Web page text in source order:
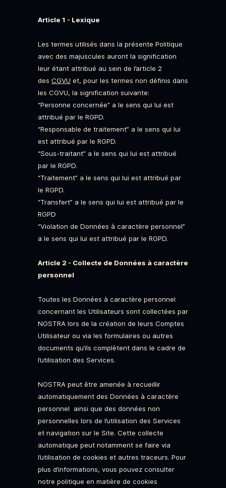
Article 1 - Lexique
Les termes utilisés dans la présente Politique
avec des majuscules auront la signification
leur étant attribué au sein de l’article 2
des CGVU et, pour les termes non définis dans
les CGVU, la signification suivante:
“Personne concernée” a le sens qui lui est
attribué par le RGPD.
“Responsable de traitement” a le sens qui lui
est attribué par le RGPD.
“Sous-traitant” a le sens qui lui est attribué
par le RGPD.
“Traitement” a le sens qui lui est attribué par
le RGPD.
“Transfert” a le sens qui lui est attribué par le
RGPD
“Violation de Données à caractère personnel”
a le sens qui lui est attribué par le RGPD.
Article 2 - Collecte de Données à caractère
personnel
Toutes les Données à caractère personnel
concernant les Utilisateurs sont collectées par
NOSTRA lors de la création de leurs Comptes
Utilisateur ou via les formulaires ou autres
documents qu’ils complètent dans le cadre de
l’utilisation des Services.
NOSTRA peut être amenée à recueillir
automatiquement des Données à caractère
personnel ainsi que des données non
personnelles lors de l’utilisation des Services
et navigation sur le Site. Cette collecte
automatique peut notamment se faire via
l’utilisation de cookies et autres traceurs. Pour
plus d’informations, vous pouvez consulter
notre politique en matière de cookies